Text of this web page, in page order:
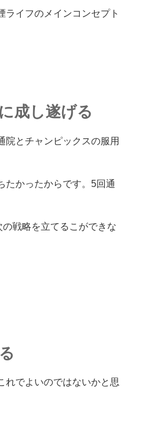
ライフのメインコンセプト
成し遂げる
院とチャンピックスの服用
たかったからです。5回通
戦略を立てるこができな
れでよいのではないかと思